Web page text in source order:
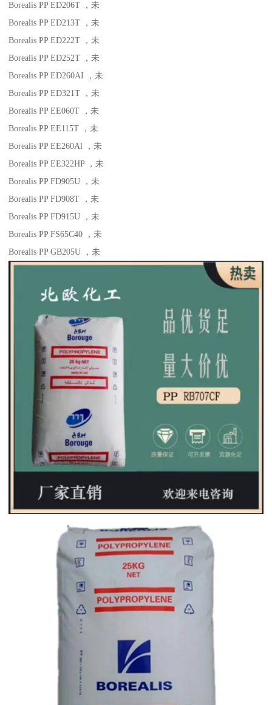
Borealis PP ED206T
，未
Borealis PP ED213T
，未
Borealis PP ED222T
，未
Borealis PP ED252T
，未
Borealis PP ED260AI
，未
Borealis PP ED321T
，未
Borealis PP EE060T
，未
Borealis PP EE115T
，未
Borealis PP EE260Al
，未
Borealis PP EE322HP
，未
Borealis PP FD905U
，未
Borealis PP FD908T
，未
Borealis PP FD915U
，未
Borealis PP FS65C40
，未
Borealis PP GB205U
，未